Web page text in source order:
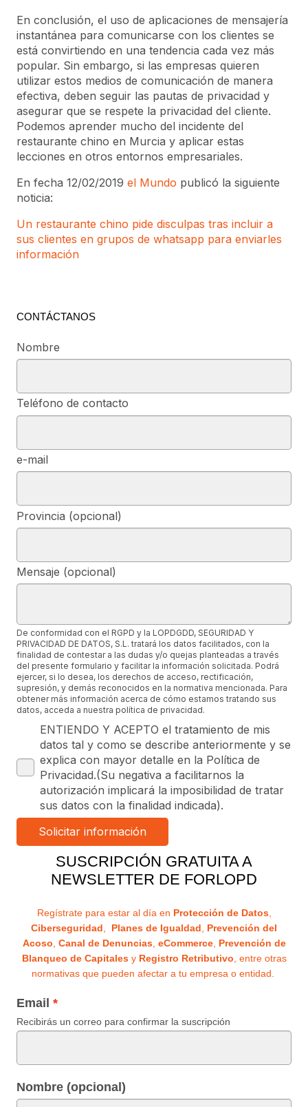
En conclusión, el uso de aplicaciones de mensajería
instantánea para comunicarse con los clientes se
está convirtiendo en una tendencia cada vez más
popular. Sin embargo, si las empresas quieren
utilizar estos medios de comunicación de manera
efectiva, deben seguir las pautas de privacidad y
asegurar que se respete la privacidad del cliente.
Podemos aprender mucho del incidente del
restaurante chino en Murcia y aplicar estas
lecciones en otros entornos empresariales.
En fecha 12/02/2019 el Mundo publicó la siguiente
noticia:
Un restaurante chino pide disculpas tras incluir a
sus clientes en grupos de whatsapp para enviarles
información
CONTÁCTANOS
Nombre
Teléfono de contacto
e-mail
Provincia (opcional)
Mensaje (opcional)
De conformidad con el RGPD y la LOPDGDD, SEGURIDAD Y
PRIVACIDAD DE DATOS, S.L. tratará los datos facilitados, con la
finalidad de contestar a las dudas y/o quejas planteadas a través
del presente formulario y facilitar la información solicitada. Podrá
ejercer, si lo desea, los derechos de acceso, rectificación,
supresión, y demás reconocidos en la normativa mencionada. Para
obtener más información acerca de cómo estamos tratando sus
datos, acceda a nuestra política de privacidad.
ENTIENDO Y ACEPTO el tratamiento de mis
datos tal y como se describe anteriormente y se
explica con mayor detalle en la Política de
Privacidad.(Su negativa a facilitarnos la
autorización implicará la imposibilidad de tratar
sus datos con la finalidad indicada).
SUSCRIPCIÓN GRATUITA A
NEWSLETTER DE FORLOPD
Regístrate para estar al día en Protección de Datos,
Ciberseguridad
Planes de Igualdad
Prevención del
Acoso Canal de Denuncias, eCommerce, Prevención de
Blanqueo de Capitalesy Registro Retributivo , entre otras
normativas que pueden afectar a tu empresa o entidad.
Email
Recibirás un correo para confirmar la suscripción
Nombre (opcional)